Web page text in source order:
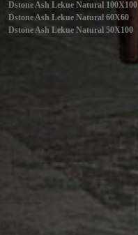
Dstone Ash Lekue Natural 100X100
Dstone Ash Lekue Natural 60X60
Dstone Ash Lekue Natural 50X100